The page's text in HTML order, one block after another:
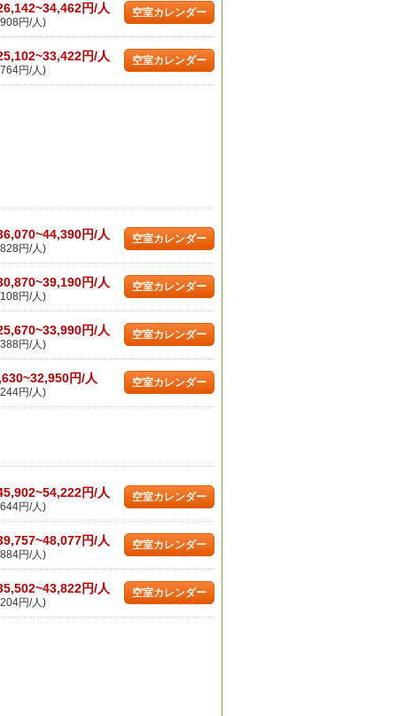
円/人
円/人)
空室カレンダー
円/人
円/人)
空室カレンダー
円/人
円/人)
空室カレンダー
円/人
円/人)
空室カレンダー
円/人
円/人)
空室カレンダー
円/人
円/人)
空室カレンダー
円/人
円/人)
空室カレンダー
円/人
円/人)
空室カレンダー
円/人
円/人)
空室カレンダー